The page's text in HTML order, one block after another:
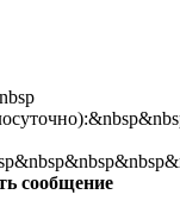
сообщение